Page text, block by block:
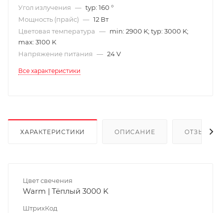
Угол излучения — typ: 160 °
Мощность (прайс) — 12 Вт
Цветовая температура — min: 2900 K; typ: 3000 K;
max: 3100 K
Напряжение питания — 24 V
Все характеристики
ХАРАКТЕРИСТИКИ ОПИСАНИЕ ОТЗЫВЫ
Цвет свечения
Warm | Тёплый 3000 K
ШтрихКод